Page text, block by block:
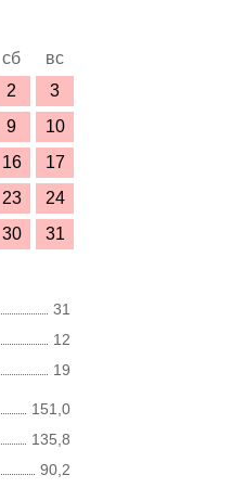
сб
вс
2
3
9
10
16
17
23
24
30 31
31
12
19
151,0
135,8
90,2